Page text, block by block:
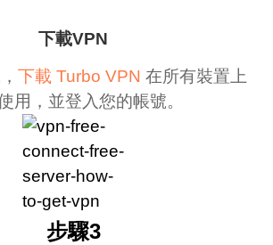
下載VPN
下載 Turbo VPN 在所有裝置上
用，並登入您的帳號。
步驟3